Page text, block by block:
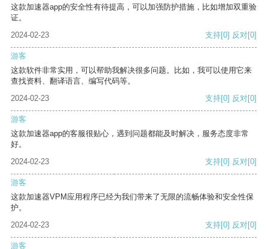
这款加速器app的安全性有待提高，可以加强防护措施，比如增加双重验
证。
2024-02-23
支持[0] 反对[0]
游客
这款软件非常实用，可以帮助我解决很多问题。比如，我可以使用它来
查找资料、翻译语言、编写代码等。
2024-02-23
支持[0] 反对[0]
游客
这款加速器app的客服很贴心，遇到问题都能及时解决，服务态度非常
好。
2024-02-23
支持[0] 反对[0]
游客
这款加速器VPM应用程序已经为我们带来了无限的流畅体验和安全性保
护。
2024-02-23
支持[0] 反对[0]
游客